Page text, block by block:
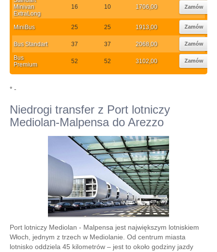
Minivan
ExtraLong
16 10 1706,00 Zamów
MiniBus 25 25 1913,00 Zamów
Bus Standart 37 37 2068,00 Zamów
Bus
Premium
52 52 3102,00 Zamów
* -
Niedrogi transfer z Port lotniczy
Mediolan-Malpensa do Arezzo
Port lotniczy Mediolan - Malpensa jest największym lotniskiem
Włoch, jednym z trzech w Mediolanie. Od centrum miasta
lotnisko oddziela 45 kilometrów – jest to około godziny jazdy